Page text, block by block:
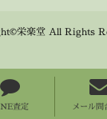
査定 メール問
栄楽堂 All Rights